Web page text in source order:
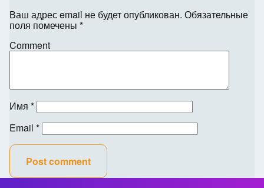
Ваш адрес email не будет опубликован. Обязательные
поля помечены *
Comment
Имя *
Email *
Post comment